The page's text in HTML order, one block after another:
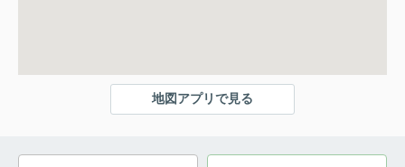
地図アプリで見る